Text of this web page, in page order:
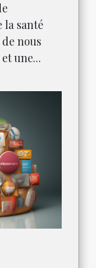
santé
nous
une...